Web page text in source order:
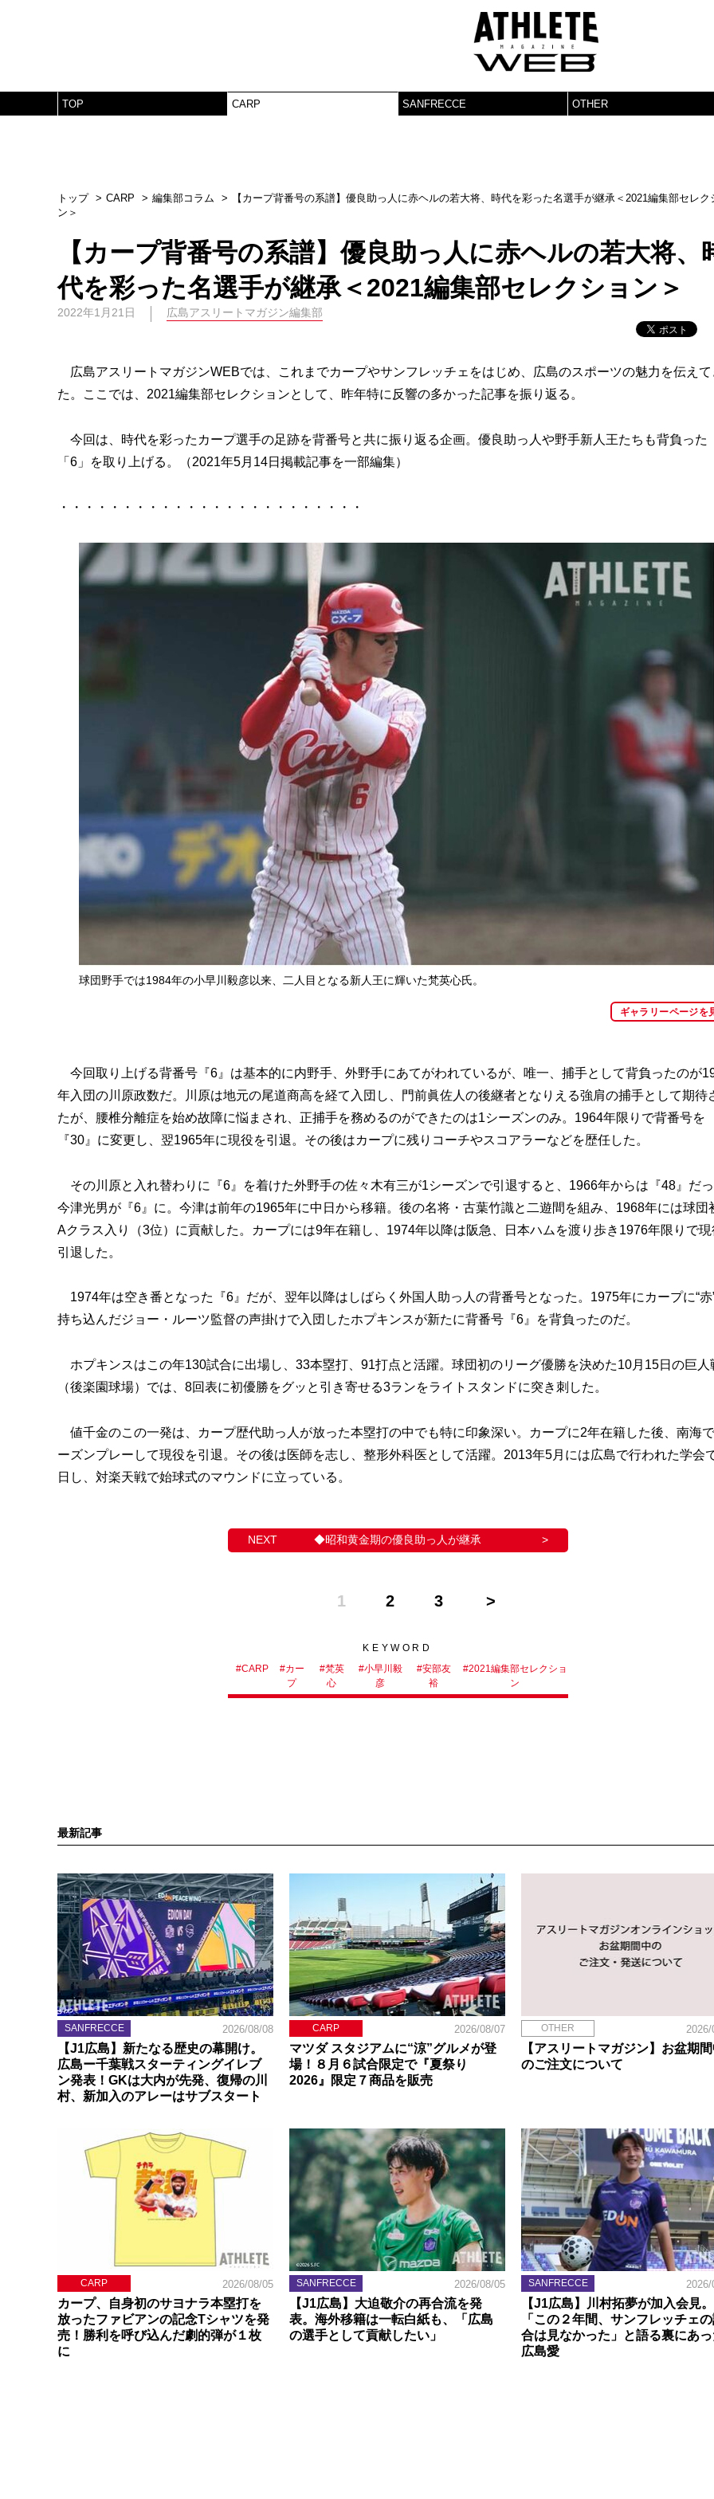
TOP CARP SANFRECCE OTHER
トップ CARP 編集部コラム
【カープ背番号の系譜】優良助っ人に赤ヘルの若大将、時代を彩った名選手が継承＜2021編集部セレク
ン＞
【カープ背番号の系譜】優良助っ人に赤ヘルの若大将、
代を彩った名選手が継承＜2021編集部セレクション＞
2022年1月21日 広島アスリートマガジン編集部
広島アスリートマガジンWEBでは、これまでカープやサンフレッチェをはじめ、広島のスポーツの魅力を伝えて
た。ここでは、2021編集部セレクションとして、昨年特に反響の多かった記事を振り返る。
今回は、時代を彩ったカープ選手の足跡を背番号と共に振り返る企画。優良助っ人や野手新人王たちも背負った
「6」を取り上げる。（2021年5月14日掲載記事を一部編集）
・・・・・・・・・・・・・・・・・・・・・・・・
球団野手では1984年の小早川毅彦以来、二人目となる新人王に輝いた梵英心氏。
ギャラリーページを
今回取り上げる背番号『6』は基本的に内野手、外野手にあてがわれているが、唯一、捕手として背負ったのが
年入団の川原政数だ。川原は地元の尾道商高を経て入団し、門前眞佐人の後継者となりえる強肩の捕手として期待
たが、腰椎分離症を始め故障に悩まされ、正捕手を務めるのができたのは1シーズンのみ。1964年限りで背番号を
『30』に変更し、翌1965年に現役を引退。その後はカープに残りコーチやスコアラーなどを歴任した。
その川原と入れ替わりに『6』を着けた外野手の佐々木有三が1シーズンで引退すると、1966年からは『48』だ
今津光男が『6』に。今津は前年の1965年に中日から移籍。後の名将・古葉竹識と二遊間を組み、1968年には球団
Aクラス入り（3位）に貢献した。カープには9年在籍し、1974年以降は阪急、日本ハムを渡り歩き1976年限りで現
引退した。
1974年は空き番となった『6』だが、翌年以降はしばらく外国人助っ人の背番号となった。1975年にカープに“赤
持ち込んだジョー・ルーツ監督の声掛けで入団したホプキンスが新たに背番号『6』を背負ったのだ。
ホプキンスはこの年130試合に出場し、33本塁打、91打点と活躍。球団初のリーグ優勝を決めた10月15日の巨人
（後楽園球場）では、8回表に初優勝をグッと引き寄せる3ランをライトスタンドに突き刺した。
値千金のこの一発は、カープ歴代助っ人が放った本塁打の中でも特に印象深い。カープに2年在籍した後、南海
ーズンプレーして現役を引退。その後は医師を志し、整形外科医として活躍。2013年5月には広島で行われた学会
日し、対楽天戦で始球式のマウンドに立っている。
​◆昭和黄金期の優良助っ人が継承
1 2 3
KEYWORD
#CARP #カー
プ
#梵英
心
#小早川毅
彦
#安部友
裕
#2021編集部セレクショ
ン
最新記事
SANFRECCE 2026/08/08
【J1広島】新たなる歴史の幕開け。
広島ー千葉戦スターティングイレブ
ン発表！GKは大内が先発、復帰の川
村、新加入のアレーはサブスタート
CARP 2026/08/07
マツダ スタジアムに“涼”グルメが登
場！８月６試合限定で『夏祭り
2026』限定７商品を販売
OTHER
【アスリートマガジン】お盆期
のご注文について
CARP 2026/08/05
カープ、自身初のサヨナラ本塁打を
放ったファビアンの記念Tシャツを発
売！勝利を呼び込んだ劇的弾が１枚
に
SANFRECCE 2026/08/05
【J1広島】大迫敬介の再合流を発
表。海外移籍は一転白紙も、「広島
の選手として貢献したい」
SANFRECCE
【J1広島】川村拓夢が加入会見。
「この２年間、サンフレッチェ
合は見なかった」と語る裏にあっ
広島愛